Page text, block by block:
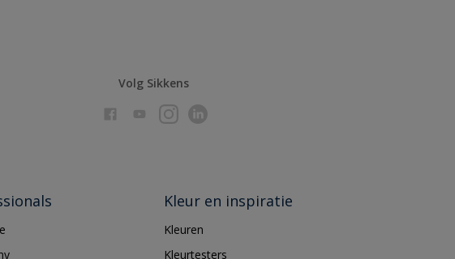
Volg Sikkens
Kleur en inspiratie
Kleuren
Kleurtesters